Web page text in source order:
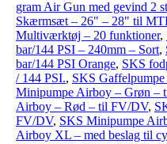
gram Air Gun med gevind 2
Skærmsæt – 26" – 28" til
Multiværktøj – 20 funktioner,
bar/144 PSI – 240mm – Sort,
bar/144 PSI Orange, SKS
/ 144 PSI., SKS
Minipumpe Airboy – Grøn –
Airboy – Rød – til FV/DV,
FV/DV, SKS Minipumpe
Airboy XL – med beslag til